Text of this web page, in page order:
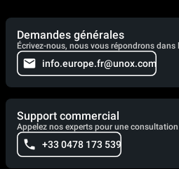
Demandes générales
Écrivez-nous, nous vous répondrons dans
info.europe.fr@unox.com
Support commercial
Appelez nos experts pour une
+33 0478 173 539